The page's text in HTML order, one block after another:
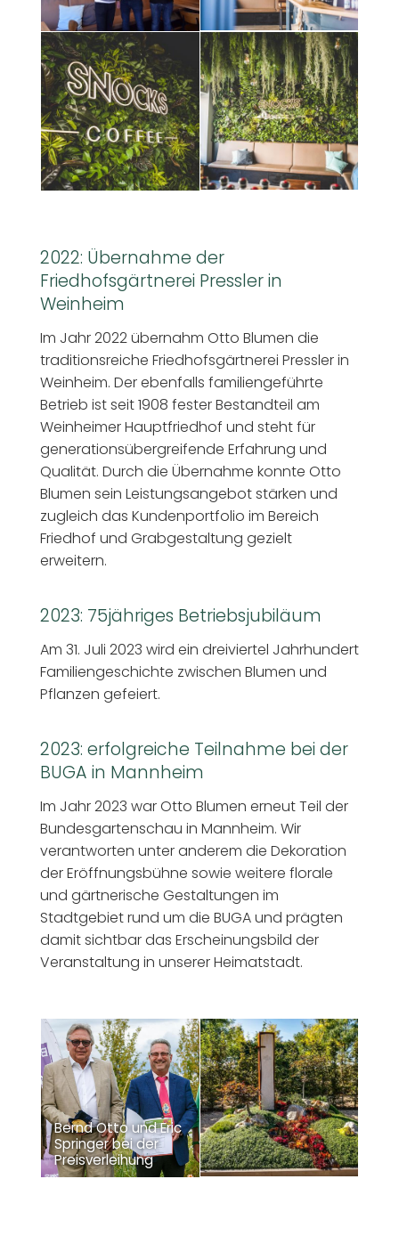
2022: Übernahme der
Friedhofsgärtnerei Pressler in
Weinheim
Im Jahr 2022 übernahm Otto Blumen die
traditionsreiche Friedhofsgärtnerei Pressler in
Weinheim. Der ebenfalls familiengeführte
Betrieb ist seit 1908 fester Bestandteil am
Weinheimer Hauptfriedhof und steht für
generationsübergreifende Erfahrung und
Qualität. Durch die Übernahme konnte Otto
Blumen sein Leistungsangebot stärken und
zugleich das Kundenportfolio im Bereich
Friedhof und Grabgestaltung gezielt
erweitern.
2023: 75jähriges Betriebsjubiläum
Am 31. Juli 2023 wird ein dreiviertel Jahrhundert
Familiengeschichte zwischen Blumen und
Pflanzen gefeiert.
2023: erfolgreiche Teilnahme bei der
BUGA in Mannheim
Im Jahr 2023 war Otto Blumen erneut Teil der
Bundesgartenschau in Mannheim. Wir
verantworten unter anderem die Dekoration
der Eröffnungsbühne sowie weitere florale
und gärtnerische Gestaltungen im
Stadtgebiet rund um die BUGA und prägten
damit sichtbar das Erscheinungsbild der
Veranstaltung in unserer Heimatstadt.
Bernd Otto und Eric
Springer bei der
Preisverleihung